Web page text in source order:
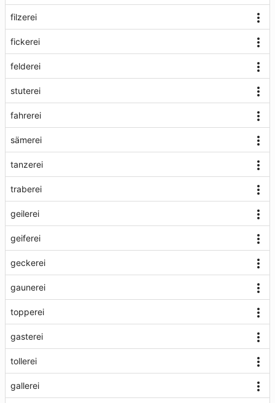
filzerei
fickerei
felderei
stuterei
fahrerei
sämerei
tanzerei
traberei
geilerei
geiferei
geckerei
gaunerei
topperei
gasterei
tollerei
gallerei